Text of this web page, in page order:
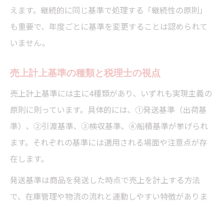
計上基準変更の際に留意すべき税務リスク
えます。継続的に同じ基準で処理する「継続性の原則」
も重要で、年度ごとに基準を変更することは認められて
いません。
売上計上基準の種類と税理士の視点
売上計上基準には主に4種類があり、いずれも実現主義の
原則に則っています。具体的には、①発送基準（出荷基
準）、②引渡基準、③検収基準、④船積基準が挙げられ
ます。それぞれの基準には適用される場面や注意点が存
在します。
発送基準は商品を発送した時点で売上を計上する方法
で、在庫管理や物流の流れと連動しやすい特徴がありま